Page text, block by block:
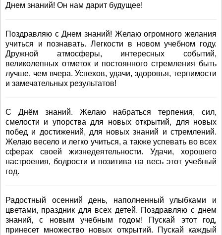
Днем знаний! Он нам дарит будущее!
Поздравляю с Днем знаний! Желаю огромного желания
учиться и познавать. Легкости в новом учебном году.
Дружной атмосферы, интересных событий,
великолепных отметок и постоянного стремления быть
лучше, чем вчера. Успехов, удачи, здоровья, терпимости
и замечательных результатов!
С Днём знаний. Желаю набраться терпения, сил,
смелости и упорства для новых открытий, для новых
побед и достижений, для новых знаний и стремлений.
Желаю весело и легко учиться, а также успевать во всех
сферах своей жизнедеятельности. Удачи, хорошего
настроения, бодрости и позитива на весь этот учебный
год.
Радостный осенний день, наполненный улыбками и
цветами, праздник для всех детей. Поздравляю с днем
знаний, с новым учебным годом! Пускай этот год,
принесет множество новых открытий. Пускай каждый